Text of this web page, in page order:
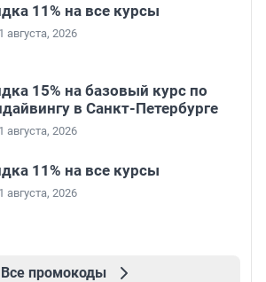
11% на все курсы
августа, 2026
15% на базовый курс по
в Санкт-Петербурге
августа, 2026
11% на все курсы
августа, 2026
Все промокоды